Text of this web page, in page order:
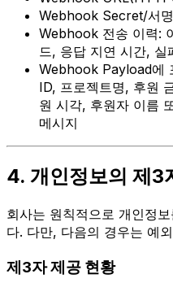
Webhook Secret/서
Webhook 전송 이력:
드, 응답 지연 시간, 실
Webhook Payload에
ID, 프로젝트명, 후원
원 시각, 후원자 이름
메시지
4. 개인정보의 제3
회사는 원칙적으로 개인정
다. 다만, 다음의 경우는 예
제3자 제공 현황